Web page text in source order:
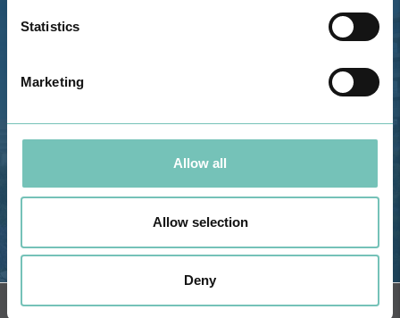
Statistics
Marketing
Allow all
Allow selection
Deny
Email: info@grupohpa.com
NEWSLETTER + SAÚDE